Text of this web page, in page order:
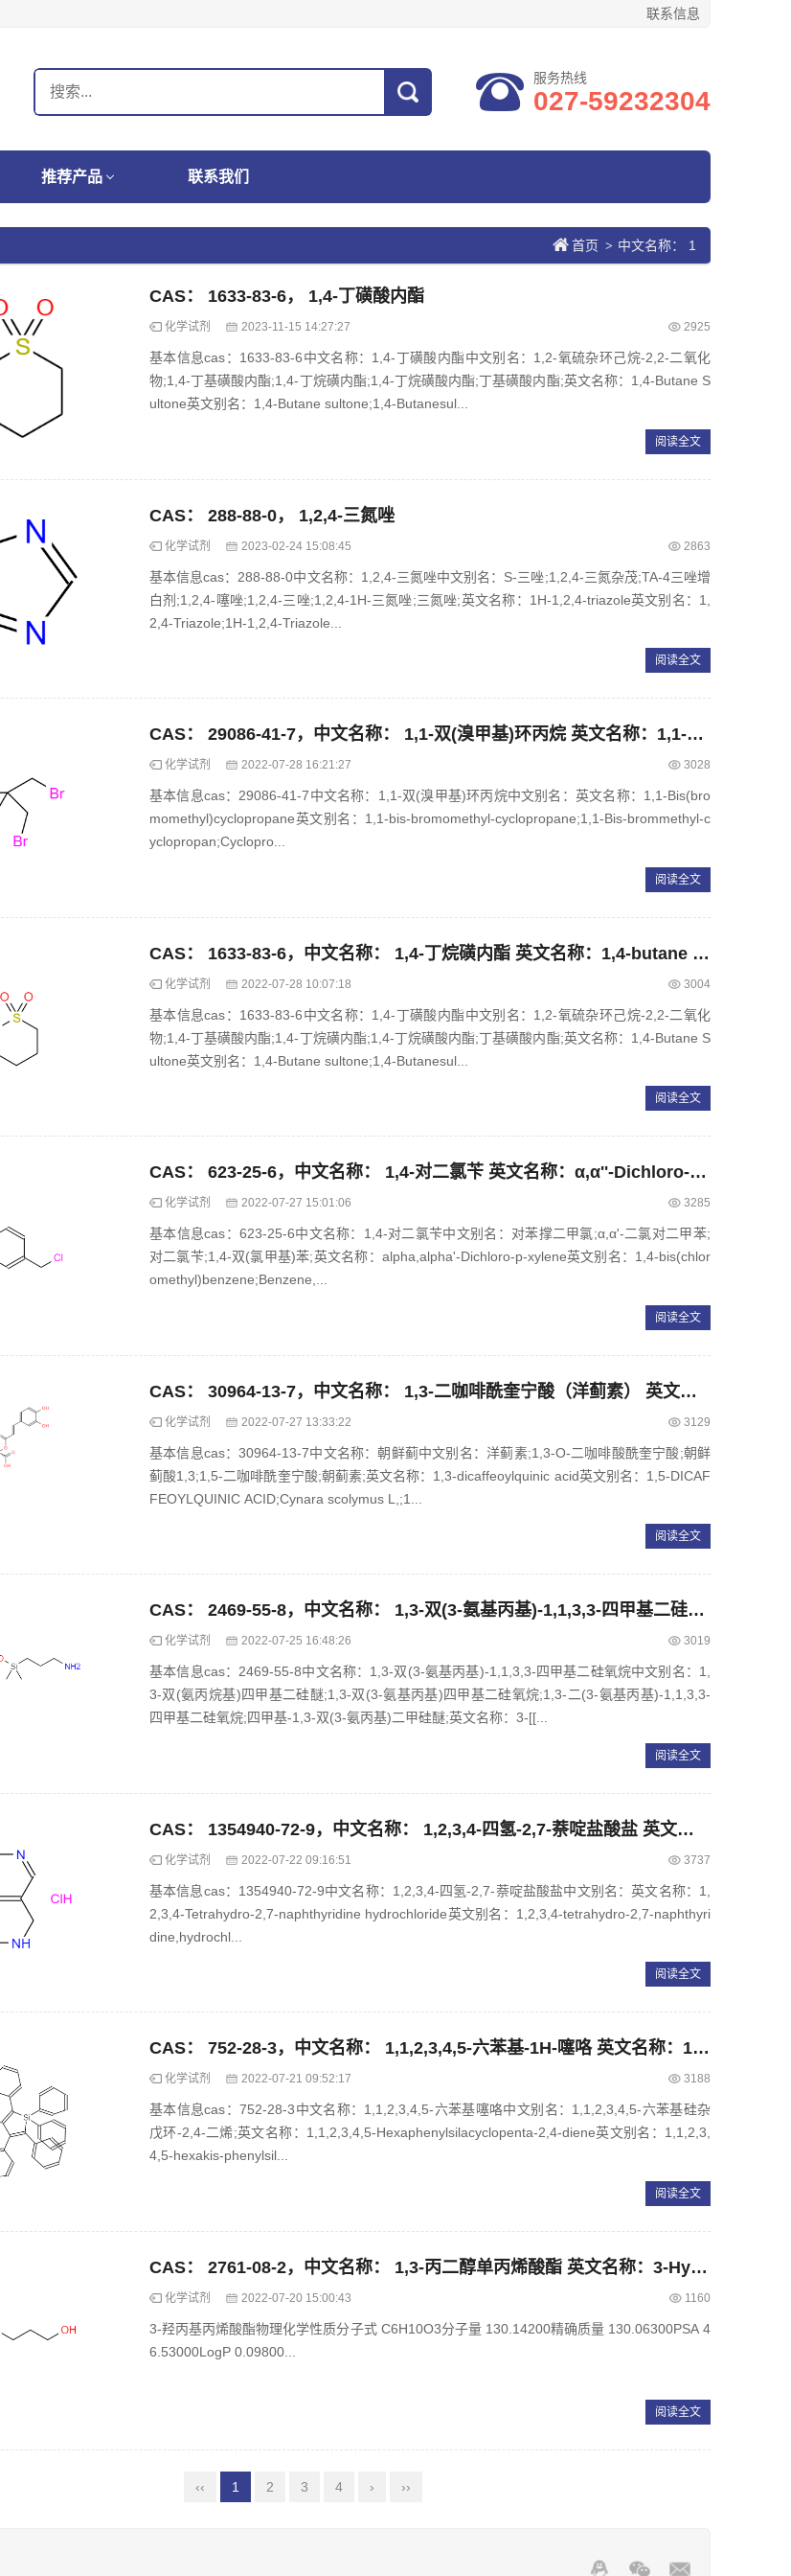
联系信息
服务热线
027-59232304
推荐产品 联系我们
首页 > 中文名称： 1
CAS： 1633-83-6， 1,4-丁磺酸内酯
化学试剂 2023-11-15 14:27:27 2925
基本信息cas：1633-83-6中文名称：1,4-丁磺酸内酯中文别名：1,2-氧硫杂环己烷-2,2-二氧化
物;1,4-丁基磺酸内酯;1,4-丁烷磺内酯;1,4-丁烷磺酸内酯;丁基磺酸内酯;英文名称：1,4-Butane S
ultone英文别名：1,4-Butane sultone;1,4-Butanesul...
阅读全文
CAS： 288-88-0， 1,2,4-三氮唑
化学试剂 2023-02-24 15:08:45 2863
基本信息cas：288-88-0中文名称：1,2,4-三氮唑中文别名：S-三唑;1,2,4-三氮杂茂;TA-4三唑增
白剂;1,2,4-噻唑;1,2,4-三唑;1,2,4-1H-三氮唑;三氮唑;英文名称：1H-1,2,4-triazole英文别名：1,
2,4-Triazole;1H-1,2,4-Triazole...
阅读全文
CAS： 29086-41-7，中文名称： 1,1-双(溴甲基)环丙烷 英文名称：1,1-Bis(bromomethyl)cyclopropane
化学试剂 2022-07-28 16:21:27 3028
基本信息cas：29086-41-7中文名称：1,1-双(溴甲基)环丙烷中文别名：英文名称：1,1-Bis(bro
momethyl)cyclopropane英文别名：1,1-bis-bromomethyl-cyclopropane;1,1-Bis-brommethyl-c
yclopropan;Cyclopro...
阅读全文
CAS： 1633-83-6，中文名称： 1,4-丁烷磺内酯 英文名称：1,4-butane sultone
化学试剂 2022-07-28 10:07:18 3004
基本信息cas：1633-83-6中文名称：1,4-丁磺酸内酯中文别名：1,2-氧硫杂环己烷-2,2-二氧化
物;1,4-丁基磺酸内酯;1,4-丁烷磺内酯;1,4-丁烷磺酸内酯;丁基磺酸内酯;英文名称：1,4-Butane S
ultone英文别名：1,4-Butane sultone;1,4-Butanesul...
阅读全文
CAS： 623-25-6，中文名称： 1,4-对二氯苄 英文名称：α,α''-Dichloro-p-xylene
化学试剂 2022-07-27 15:01:06 3285
基本信息cas：623-25-6中文名称：1,4-对二氯苄中文别名：对苯撑二甲氯;α,α'-二氯对二甲苯;
对二氯苄;1,4-双(氯甲基)苯;英文名称：alpha,alpha'-Dichloro-p-xylene英文别名：1,4-bis(chlor
omethyl)benzene;Benzene,...
阅读全文
CAS： 30964-13-7，中文名称： 1,3-二咖啡酰奎宁酸（洋蓟素） 英文名称：CYNARIN
化学试剂 2022-07-27 13:33:22 3129
基本信息cas：30964-13-7中文名称：朝鲜蓟中文别名：洋蓟素;1,3-O-二咖啡酸酰奎宁酸;朝鲜
蓟酸1,3;1,5-二咖啡酰奎宁酸;朝蓟素;英文名称：1,3-dicaffeoylquinic acid英文别名：1,5-DICAF
FEOYLQUINIC ACID;Cynara scolymus L,;1...
阅读全文
CAS： 2469-55-8，中文名称： 1,3-双(3-氨基丙基)-1,1,3,3-四甲基二硅氧烷 英文名称：1,3-Bis(aminopropyl)tetramethyldisiloxane
化学试剂 2022-07-25 16:48:26 3019
基本信息cas：2469-55-8中文名称：1,3-双(3-氨基丙基)-1,1,3,3-四甲基二硅氧烷中文别名：1,
3-双(氨丙烷基)四甲基二硅醚;1,3-双(3-氨基丙基)四甲基二硅氧烷;1,3-二(3-氨基丙基)-1,1,3,3-
四甲基二硅氧烷;四甲基-1,3-双(3-氨丙基)二甲硅醚;英文名称：3-[[...
阅读全文
CAS： 1354940-72-9，中文名称： 1,2,3,4-四氢-2,7-萘啶盐酸盐 英文名称：1,2,3,4-Tetrahydro-2,7-naphthyridinehydrochloride
化学试剂 2022-07-22 09:16:51 3737
基本信息cas：1354940-72-9中文名称：1,2,3,4-四氢-2,7-萘啶盐酸盐中文别名：英文名称：1,
2,3,4-Tetrahydro-2,7-naphthyridine hydrochloride英文别名：1,2,3,4-tetrahydro-2,7-naphthyri
dine,hydrochl...
阅读全文
CAS： 752-28-3，中文名称： 1,1,2,3,4,5-六苯基-1H-噻咯 英文名称：1,1,2,3,4,5-Hexaphenyl-1H-silole
化学试剂 2022-07-21 09:52:17 3188
基本信息cas：752-28-3中文名称：1,1,2,3,4,5-六苯基噻咯中文别名：1,1,2,3,4,5-六苯基硅杂
戊环-2,4-二烯;英文名称：1,1,2,3,4,5-Hexaphenylsilacyclopenta-2,4-diene英文别名：1,1,2,3,
4,5-hexakis-phenylsil...
阅读全文
CAS： 2761-08-2，中文名称： 1,3-丙二醇单丙烯酸酯 英文名称：3-Hydroxypropyl acrylate
化学试剂 2022-07-20 15:00:43 1160
3-羟丙基丙烯酸酯物理化学性质分子式 C6H10O3分子量 130.14200精确质量 130.06300PSA 4
6.53000LogP 0.09800...
阅读全文
‹‹ 1 2 3 4 › ››